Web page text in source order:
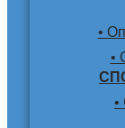
•
•
•